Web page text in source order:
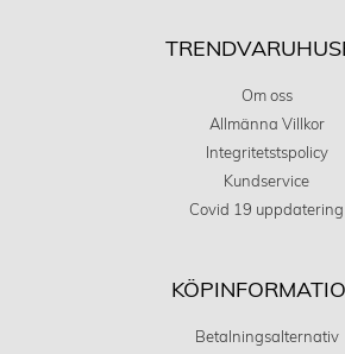
Om oss
Allmänna Villkor
Integritetstspolicy
Kundservice
Covid 19 uppdatering
Betalningsalternativ